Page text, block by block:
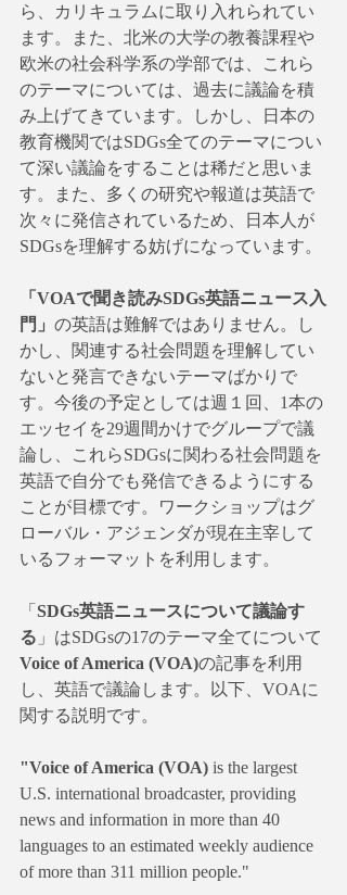
ら、カリキュラムに取り入れられてい
ます。また、北米の大学の教養課程や
欧米の社会科学系の学部では、これら
のテーマについては、過去に議論を積
み上げてきています。しかし、日本の
教育機関ではSDGs全てのテーマについ
て深い議論をすることは稀だと思いま
す。また、多くの研究や報道は英語で
次々に発信されているため、日本人が
SDGsを理解する妨げになっています。
「VOAで聞き読みSDGs英語ニュース入
門」 の英語は難解ではありません。し
かし、関連する社会問題を理解してい
ないと発言できないテーマばかりで
す。今後の予定としては週１回、1本の
エッセイを29週間かけでグループで議
論し、これらSDGsに関わる社会問題を
英語で自分でも発信できるようにする
ことが目標です。ワークショップはグ
ローバル・アジェンダが現在主宰して
いるフォーマットを利用します。
「 SDGs英語ニュースについて議論す
る 」はSDGsの17のテーマ全てについて
Voice of America (VOA)の記事を利用
し、英語で議論します。以下、VOAに
関する説明です。
"Voice of America (VOA) is the largest
U.S. international broadcaster, providing
news and information in more than 40
languages to an estimated weekly audience
of more than 311 million people."